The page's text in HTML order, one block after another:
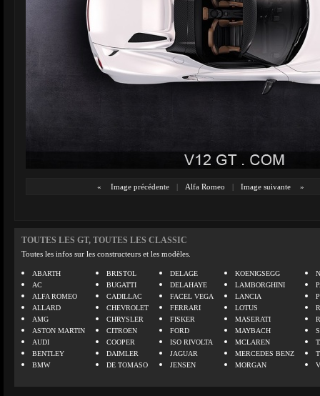
« Image précédente | Alfa Romeo | Image suivante »
TOUTES LES GT, TOUTES LES CLASSIC
Toutes les infos sur les constructeurs et les modèles.
ABARTH
AC
ALFA ROMEO
ALLARD
AMG
ASTON MARTIN
AUDI
BENTLEY
BMW
BRISTOL
BUGATTI
CADILLAC
CHEVROLET
CHRYSLER
CITROEN
COOPER
DAIMLER
DE TOMASO
DELAGE
DELAHAYE
FACEL VEGA
FERRARI
FISKER
FORD
ISO RIVOLTA
JAGUAR
JENSEN
KOENIGSEGG
LAMBORGHINI
LANCIA
LOTUS
MASERATI
MAYBACH
MCLAREN
MERCEDES BENZ
MORGAN